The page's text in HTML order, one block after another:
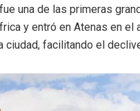
una de las primeras
y entró en Atenas en el
ciudad, facilitando el